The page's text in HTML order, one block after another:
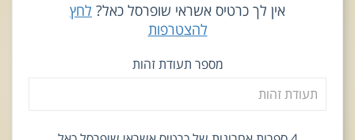
אין לך כרטיס אשראי שופרסל כאל? לחץ
להצטרפות
מספר תעודת זהות